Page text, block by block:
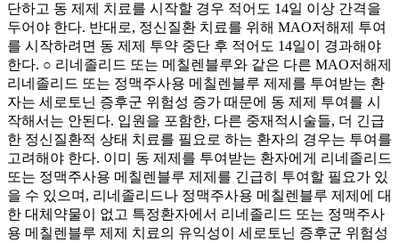
단하고 동 제제 치료를 시작할 경우 적어도 14일 이상 간격을
두어야 한다. 반대로, 정신질환 치료를 위해 MAO저해제 투여
를 시작하려면 동 제제 투약 중단 후 적어도 14일이 경과해야
한다. ○ 리네졸리드 또는 메칠렌블루와 같은 다른 MAO저해제
리네졸리드 또는 정맥주사용 메칠렌블루 제제를 투여받는 환
자는 세로토닌 증후군 위험성 증가 때문에 동 제제 투여를 시
작해서는 안된다. 입원을 포함한, 다른 중재적시술들, 더 긴급
한 정신질환적 상태 치료를 필요로 하는 환자의 경우는 투여를
고려해야 한다. 이미 동 제제를 투여받는 환자에게 리네졸리드
또는 정맥주사용 메칠렌블루 제제를 긴급히 투여할 필요가 있
을 수 있으며, 리네졸리드나 정맥주사용 메칠렌블루 제제에 대
한 대체약물이 없고 특정환자에서 리네졸리드 또는 정맥주사
용 메칠렌블루 제제 치료의 유익성이 세로토닌 증후군 위험성